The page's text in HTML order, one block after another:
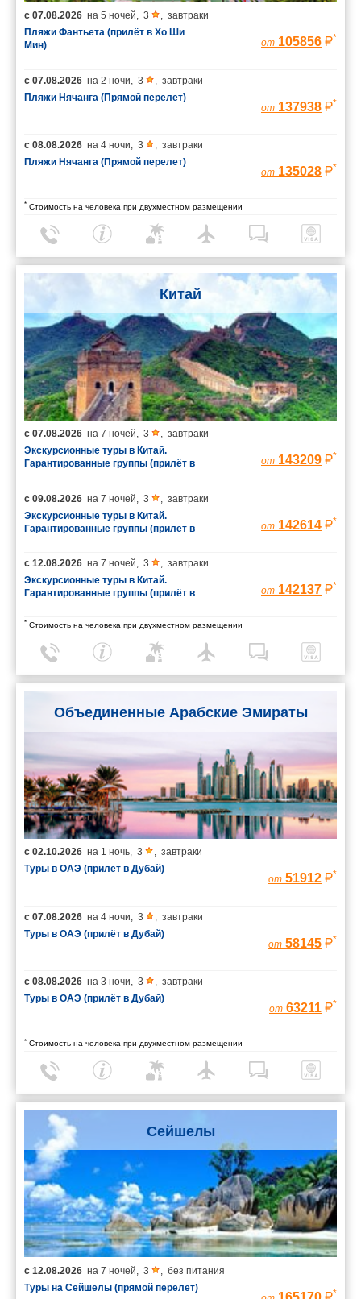
с 07.08.2026 на 5 ночей, 3 , завтраки
Пляжи Фантьета (прилёт в Хо Ши
Мин)
от 105856 *
с 07.08.2026 на 2 ночи, 3 , завтраки
Пляжи Нячанга (Прямой перелет)
от 137938 *
с 08.08.2026 на 4 ночи, 3 , завтраки
Пляжи Нячанга (Прямой перелет)
от 135028 *
* Стоимость на человека при двухместном размещении
Китай
с 07.08.2026 на 7 ночей, 3 , завтраки
Экскурсионные туры в Китай.
Гарантированные группы (прилёт в
от 143209 *
с 09.08.2026 на 7 ночей, 3 , завтраки
Экскурсионные туры в Китай.
Гарантированные группы (прилёт в
от 142614 *
с 12.08.2026 на 7 ночей, 3 , завтраки
Экскурсионные туры в Китай.
Гарантированные группы (прилёт в
от 142137 *
* Стоимость на человека при двухместном размещении
Объединенные Арабские Эмираты
с 02.10.2026 на 1 ночь, 3 , завтраки
Туры в ОАЭ (прилёт в Дубай)
от 51912 *
с 07.08.2026 на 4 ночи, 3 , завтраки
Туры в ОАЭ (прилёт в Дубай)
от 58145 *
с 08.08.2026 на 3 ночи, 3 , завтраки
Туры в ОАЭ (прилёт в Дубай)
от 63211 *
* Стоимость на человека при двухместном размещении
Сейшелы
с 12.08.2026 на 7 ночей 3
без питания
Туры на Сейшелы (прямой перелёт)
*